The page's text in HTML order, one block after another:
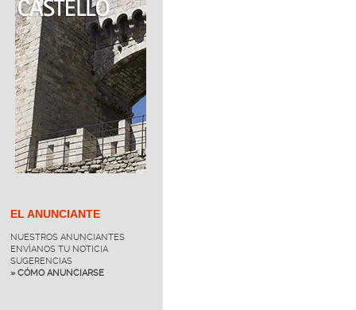
EL ANUNCIANTE
NUESTROS ANUNCIANTES
ENVÍANOS TU NOTICIA
SUGERENCIAS
» CÓMO ANUNCIARSE